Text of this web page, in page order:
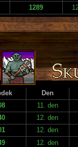
1289
Den
11. den
12. den
12. den
12. den